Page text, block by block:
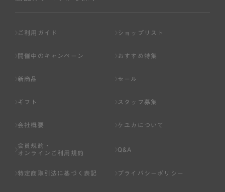
ご利用ガイド ショップリスト
開催中のキャンペーン おすすめ特集
新商品 セール
ギフト スタッフ募集
会社概要 ケユカについて
会員規約・
オンラインご利用規約
Q&A
特定商取引法に基づく表記 プライバシーポリシー